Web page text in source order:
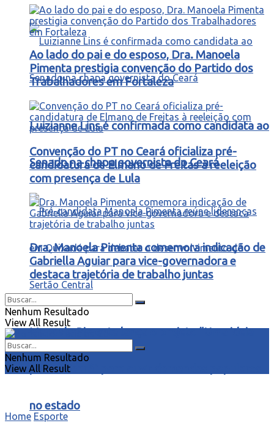
Luizianne Lins é confirmada como candidata ao
Senado na chapa governista do Ceará
Manoela Pimenta lança o projeto “Uma ideia
para o Ceará” para ouvir demandas populares
no estado
Ao lado do pai e do esposo, Dra. Manoela
Pimenta prestigia convenção do Partido dos
Trabalhadores em Fortaleza
Convenção do PT no Ceará oficializa pré-
candidatura de Elmano de Freitas à reeleição
com presença de Lula
Dra. Manoela Pimenta comemora indicação de
Gabriella Aguiar para vice-governadora e
destaca trajetória de trabalho juntas
Nenhum Resultado
View All Result
Nenhum Resultado
View All Result
Home Esporte